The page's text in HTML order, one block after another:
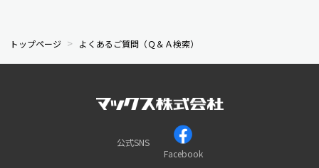
トップページ よくあるご質問（Ｑ＆Ａ検索）
公式SNS
Facebook